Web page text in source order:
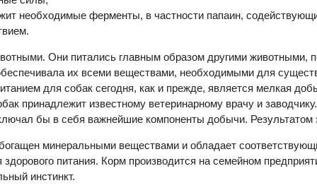
необходимые ферменты, в частности папаин,
Они питались главным образом другими животными,
их всеми веществами, необходимыми для
для собак сегодня, как и прежде, является мелкая
принадлежит известному ветеринарному врачу и
бы в себя важнейшие компоненты добычи.
минеральными веществами и обладает
питания. Корм производится на семейном
инстинкт.